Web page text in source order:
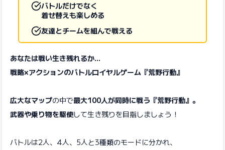
バトルだけでなく
着せ替えも楽しめる
友達とチームを組んで戦える
あなたは戦い生き残れるか…
戦略×アクションのバトルロイヤルゲーム『荒野行動』
広大なマップの中で最大100人が同時に戦う『荒野行動』。
武器や乗り物を駆使して生き残りを目指しましょう！
バトルは2人、4人、5人と3種類のモードに分かれ、